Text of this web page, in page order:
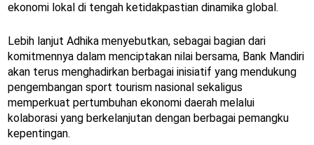
ekonomi lokal di tengah ketidakpastian dinamika global.
Lebih lanjut Adhika menyebutkan, sebagai bagian dari
komitmennya dalam menciptakan nilai bersama, Bank Mandiri
akan terus menghadirkan berbagai inisiatif yang mendukung
pengembangan sport tourism nasional sekaligus
memperkuat pertumbuhan ekonomi daerah melalui
kolaborasi yang berkelanjutan dengan berbagai pemangku
kepentingan.